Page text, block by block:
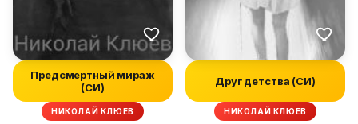
Предсмертный мираж
(СИ)
НИКОЛАЙ КЛЮЕВ
Друг детства (СИ)
НИКОЛАЙ КЛЮЕВ